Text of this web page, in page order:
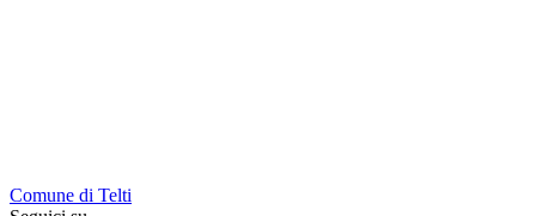
Comune di Telti